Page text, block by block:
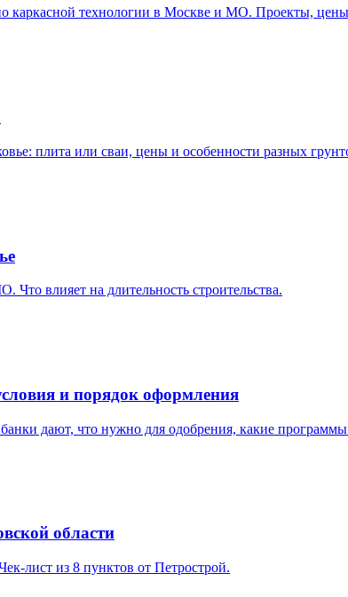
каркасной технологии в Москве и МО. Проекты,
плита или сваи, цены и особенности разных
Что влияет на длительность строительства.
и порядок оформления
дают, что нужно для одобрения, какие
области
лист из 8 пунктов от Петрострой.